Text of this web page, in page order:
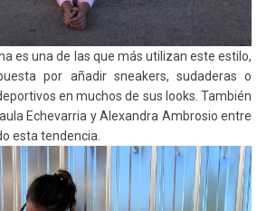
es una de las que más utilizan este estilo,
por añadir sneakers, sudaderas o
en muchos de sus looks. También
Echevarria y Alexandra Ambrosio entre
esta tendencia.